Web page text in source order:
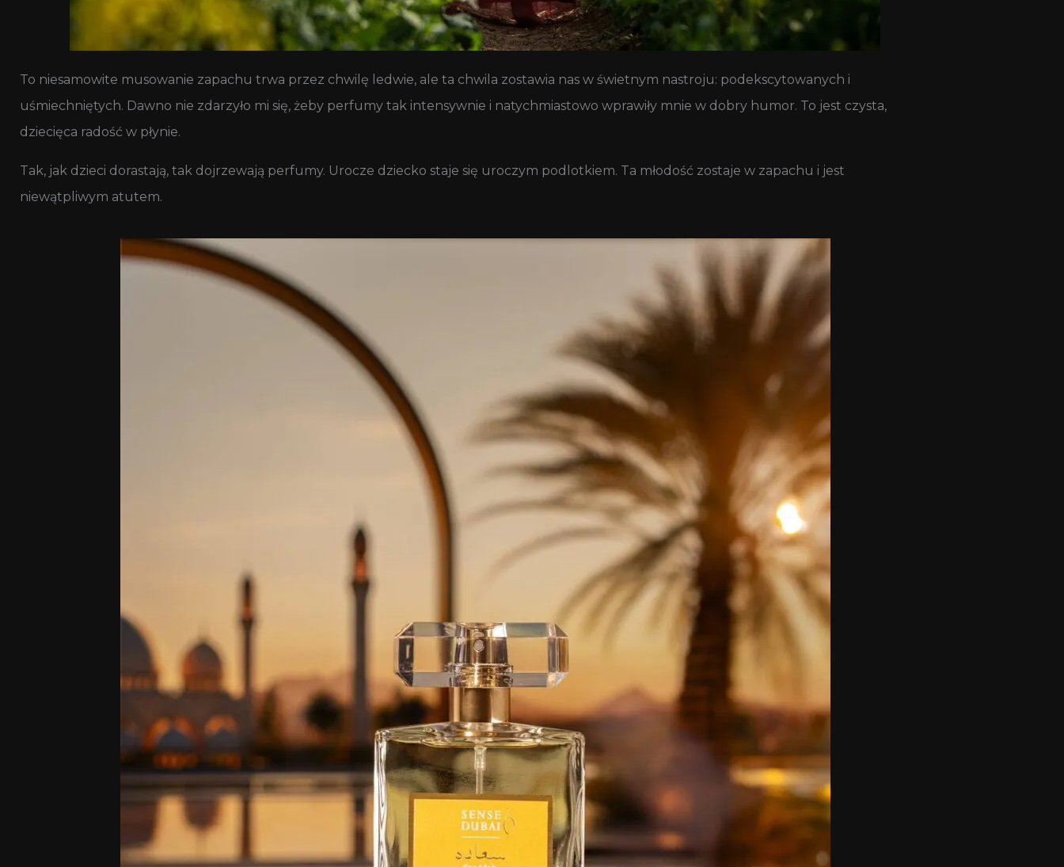
To niesamowite musowanie zapachu trwa przez chwilę ledwie, ale ta chwila zostawia nas w świetnym nastroju: podekscytowanych i
uśmiechniętych. Dawno nie zdarzyło mi się, żeby perfumy tak intensywnie i natychmiastowo wprawiły mnie w dobry humor. To jest czysta,
dziecięca radość w płynie.
Tak, jak dzieci dorastają, tak dojrzewają perfumy. Urocze dziecko staje się uroczym podlotkiem. Ta młodość zostaje w zapachu i jest
niewątpliwym atutem.